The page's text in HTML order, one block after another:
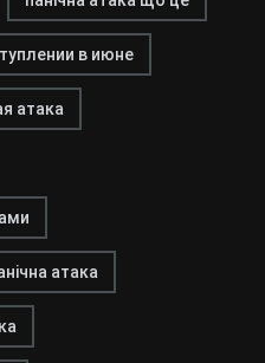
в июне
атака
атака